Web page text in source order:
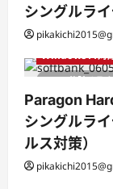
シングルラ
1 分読み取
Paragon Hard
Windows11対
Paragon
シングルラ
ルス対策）